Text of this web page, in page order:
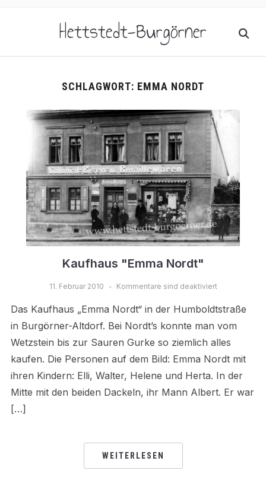
Hettstedt-Burgörner
SCHLAGWORT: EMMA NORDT
Kaufhaus "Emma Nordt"
11. Februar 2010 Kommentare sind deaktiviert
Das Kaufhaus „Emma Nordt“ in der Humboldtstraße
in Burgörner-Altdorf. Bei Nordt’s konnte man vom
Wetzstein bis zur Sauren Gurke so ziemlich alles
kaufen. Die Personen auf dem Bild: Emma Nordt mit
ihren Kindern: Elli, Walter, Helene und Herta. In der
Mitte mit den beiden Dackeln, ihr Mann Albert. Er war
[…]
WEITERLESEN